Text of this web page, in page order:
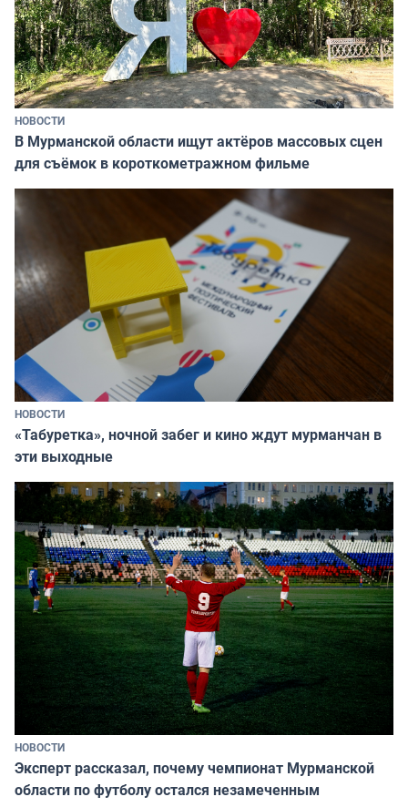
НОВОСТИ
В Мурманской области ищут актёров массовых сцен
для съёмок в короткометражном фильме
НОВОСТИ
«Табуретка», ночной забег и кино ждут мурманчан в
эти выходные
НОВОСТИ
Эксперт рассказал, почему чемпионат Мурманской
области по футболу остался незамеченным